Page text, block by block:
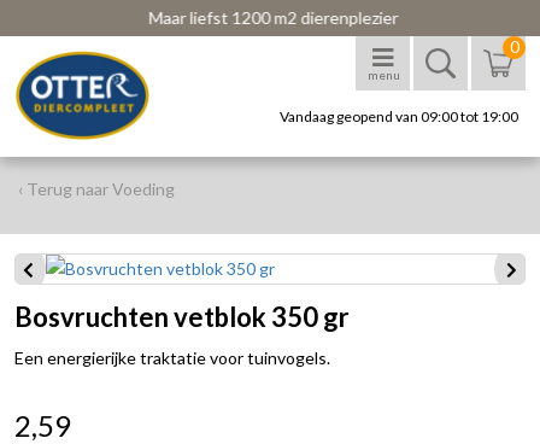
Maar liefst 1200 m2 dierenplezier
menu
0
Vandaag geopend van 09:00 tot 19:00
‹ Terug naar Voeding
Bosvruchten vetblok 350 gr
Een energierijke traktatie voor tuinvogels.
2,59